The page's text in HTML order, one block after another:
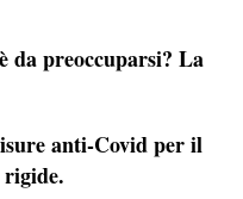
da preoccuparsi? La
anti-Covid per il
rigide.